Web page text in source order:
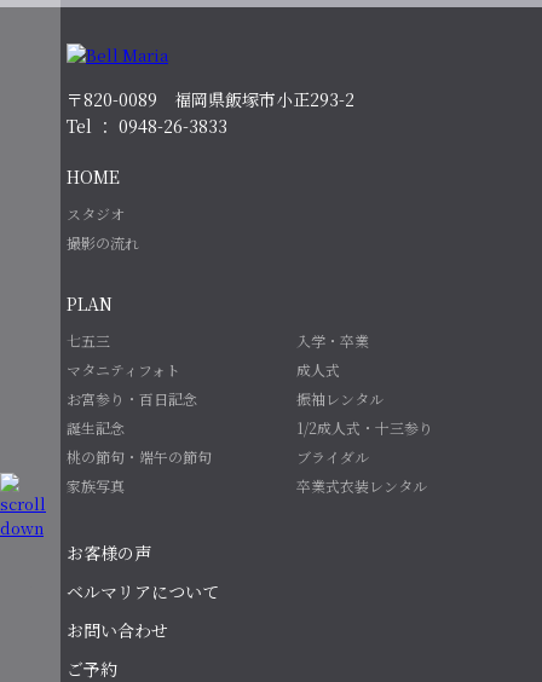
〒820-0089 福岡県飯塚市小正293-2
Tel ： 0948-26-3833
HOME
スタジオ
撮影の流れ
PLAN
七五三
入学・卒業
マタニティフォト
成人式
お宮参り・百日記念
振袖レンタル
誕生記念
1/2成人式・十三参り
桃の節句・端午の節句
ブライダル
家族写真
卒業式衣装レンタル
お客様の声
ベルマリアについて
お問い合わせ
ご予約